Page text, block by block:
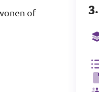
of